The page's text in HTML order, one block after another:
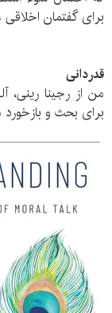
برای گفتمان
قدردانی
من از رجینا رینی،
برای بحث و